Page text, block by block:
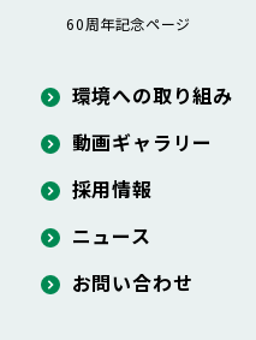
60周年記念ページ
環境への取り組み
動画ギャラリー
採用情報
ニュース
お問い合わせ